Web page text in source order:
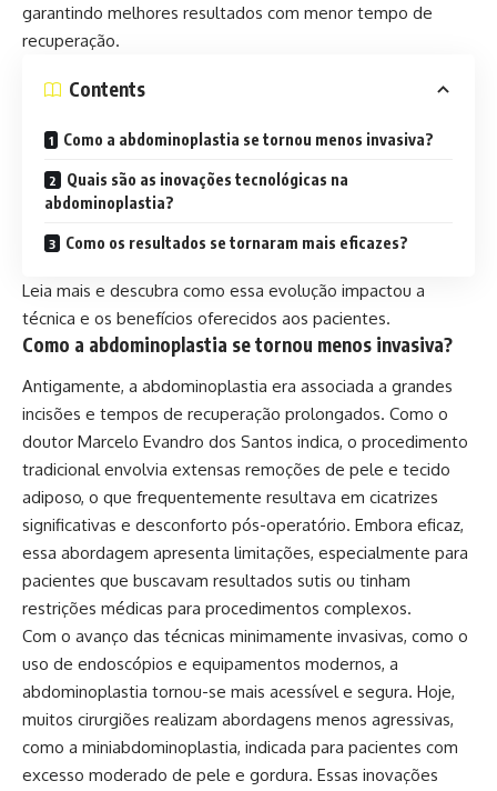
garantindo melhores resultados com menor tempo de
recuperação.
Contents
Como a abdominoplastia se tornou menos invasiva?
Quais são as inovações tecnológicas na
abdominoplastia?
Como os resultados se tornaram mais eficazes?
Leia mais e descubra como essa evolução impactou a
técnica e os benefícios oferecidos aos pacientes.
Como a abdominoplastia se tornou menos invasiva?
Antigamente, a abdominoplastia era associada a grandes
incisões e tempos de recuperação prolongados. Como o
doutor Marcelo Evandro dos Santos indica, o procedimento
tradicional envolvia extensas remoções de pele e tecido
adiposo, o que frequentemente resultava em cicatrizes
significativas e desconforto pós-operatório. Embora eficaz,
essa abordagem apresenta limitações, especialmente para
pacientes que buscavam resultados sutis ou tinham
restrições médicas para procedimentos complexos.
Com o avanço das técnicas minimamente invasivas, como o
uso de endoscópios e equipamentos modernos, a
abdominoplastia tornou-se mais acessível e segura. Hoje,
muitos cirurgiões realizam abordagens menos agressivas,
como a miniabdominoplastia, indicada para pacientes com
excesso moderado de pele e gordura. Essas inovações